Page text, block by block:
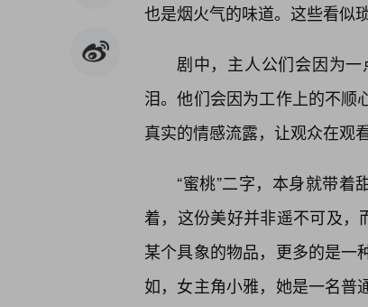
也是烟火气的味道。这些看似
剧中，主人公们会因为
泪。他们会因为工作上的不顺
真实的情感流露，让观众在观
“蜜桃”二字，本身就带着
着，这份美好并非遥不可及，
某个具象的物品，更多的是一
如，女主角小雅，她是一名普